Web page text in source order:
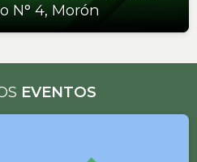
N° 4, Morón
EVENTOS